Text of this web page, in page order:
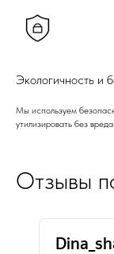
Экологичность и
Мы используем
утилизировать без
Отзывы